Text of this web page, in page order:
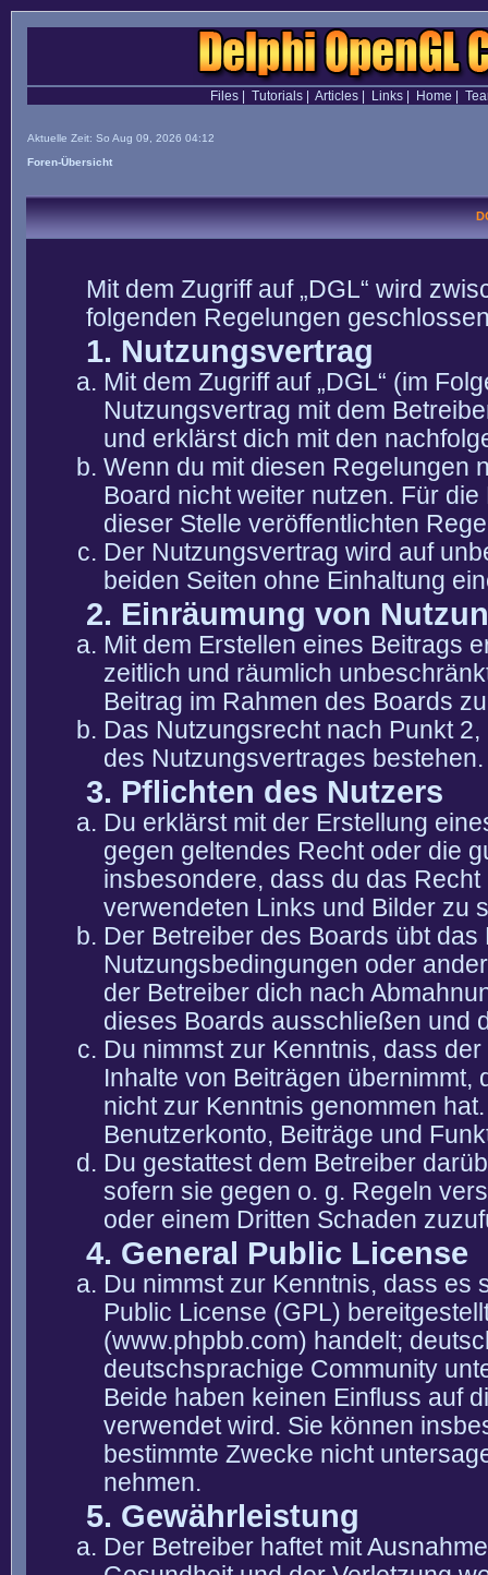
Files| Tutorials| Articles| Links| Home
Aktuelle Zeit: So Aug 09, 2026 04:12
Foren-Übersicht
Mit dem Zugriff auf „DGL“ wird
folgenden Regelungen
1. Nutzungsvertrag
Mit dem Zugriff auf „DGL“ (im
Nutzungsvertrag mit dem
und erklärst dich mit den
Wenn du mit diesen Regelungen
Board nicht weiter nutzen. Für
dieser Stelle veröffentlichten
Der Nutzungsvertrag wird auf
beiden Seiten ohne Einhaltung
2. Einräumung von
Mit dem Erstellen eines Beitrags
zeitlich und räumlich
Beitrag im Rahmen des Boards
Das Nutzungsrecht nach Punkt
des Nutzungsvertrages bestehen.
3. Pflichten des Nutzers
Du erklärst mit der Erstellung
gegen geltendes Recht oder die
insbesondere, dass du das
verwendeten Links und Bilder zu
Der Betreiber des Boards übt
Nutzungsbedingungen oder
der Betreiber dich nach
dieses Boards ausschließen und
Du nimmst zur Kenntnis, dass
Inhalte von Beiträgen übernimmt,
nicht zur Kenntnis genommen
Benutzerkonto, Beiträge und
Du gestattest dem Betreiber
sofern sie gegen o. g. Regeln
oder einem Dritten Schaden
4. General Public License
Du nimmst zur Kenntnis, dass es
Public License (GPL)
(www.phpbb.com) handelt;
deutschsprachige Community
Beide haben keinen Einfluss auf
verwendet wird. Sie können
bestimmte Zwecke nicht
nehmen.
5. Gewährleistung
Der Betreiber haftet mit